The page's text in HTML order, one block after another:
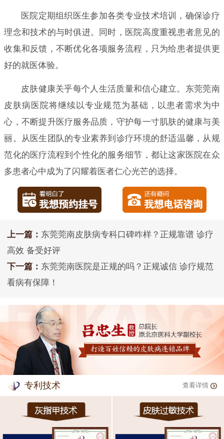
医院定期组织医生参加各类专业技术培训，确保诊疗
理念和技术的与时俱进。同时，医院高度重视患者意见的
收集和反馈，不断优化各项服务流程，只为给患者提供更
好的就医体验。
皮肤健康关乎每个人生活质量和信心建立。东莞莞南
皮肤病医院将继续以专业规范为基础，以患者需求为中
心，不断提升医疗服务品质，守护每一寸肌肤的健康与美
丽。从医生团队的专业素养到诊疗环境的舒适温馨，从规
范化的医疗流程到个性化的服务细节，都让这家医院在众
多患者心中成为了闪耀着医者仁心光芒的选择。
上一篇： 东莞莞南皮肤病专科口碑咋样？正规靠谱 诊疗
高效 备受好评
下一篇： 东莞莞南医院是正规的吗？正规诚信 诊疗规范
看病有保障！
专利技术 查看详情